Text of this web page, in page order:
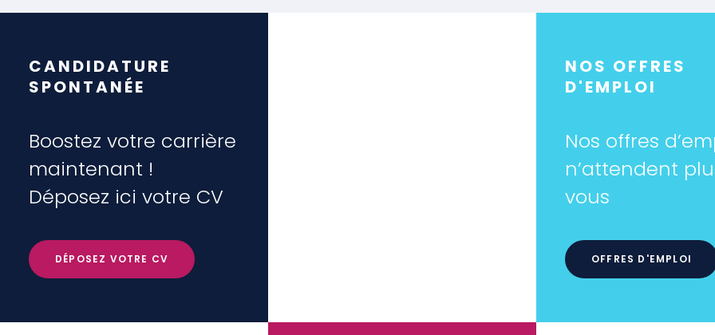
CANDIDATURE
SPONTANÉE
Boostez votre carrière
maintenant !
Déposez ici votre CV
DÉPOSEZ VOTRE CV
NOS OFFRES
D'EMPLOI
Nos offres
n’attendent
vous
OFFRES D'EMPLOI